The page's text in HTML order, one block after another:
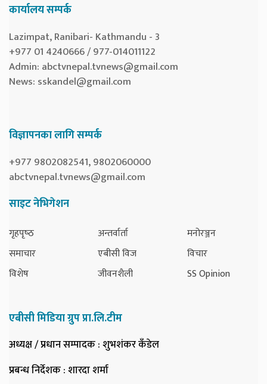
कार्यालय सम्पर्क
Lazimpat, Ranibari- Kathmandu - 3
+977 01 4240666 / 977-014011122
Admin: abctvnepal.tvnews@gmail.com
News: sskandel@gmail.com
विज्ञापनका लागि सम्पर्क
+977 9802082541, 9802060000
abctvnepal.tvnews@gmail.com
साइट नेभिगेशन
गृहपृष्‍ठ
समाचार
विशेष
अन्तर्वार्ता
एबीसी विज
जीवनशैली
मनोरञ्जन
विचार
SS Opinion
एबीसी मिडिया ग्रुप प्रा.लि.टीम
अध्यक्ष / प्रधान सम्पादक: शुभशंकर कँडेल
प्रबन्ध निर्देशक: शारदा शर्मा